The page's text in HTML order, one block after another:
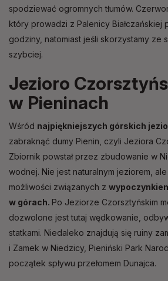
spodziewać ogromnych tłumów.
który prowadzi z Palenicy Białczańskiej
godziny, natomiast jeśli skorzystamy ze
szybciej.
Jezioro
w Pieninach
Wśród najpiękniejszych górskich
zabraknąć dumy Pienin, czyli Jeziora
Zbiornik powstał przez zbudowanie w
wodnej. Nie jest naturalnym jeziorem,
możliwości związanych z
w górach. Po Jeziorze Czorsztyńskim
dozwolone jest tutaj wędkowanie,
statkami. Niedaleko znajdują się ruiny
i Zamek w Niedzicy, Pieniński Park
początek spływu przełomem Dunajca.